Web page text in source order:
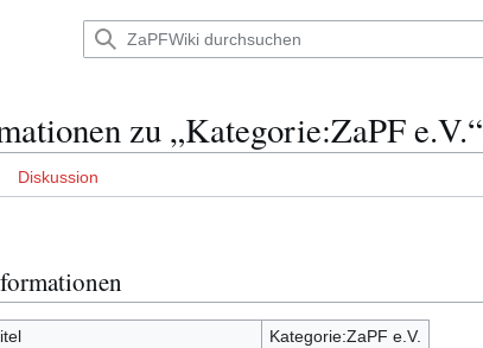
zu „Kategorie:ZaPF e.V.“
Diskussion
Kategorie:ZaPF e.V.